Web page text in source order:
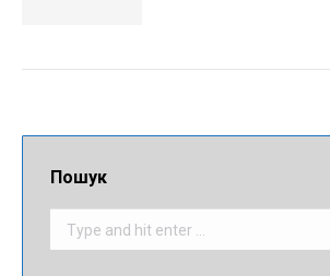
Пошук
Search: